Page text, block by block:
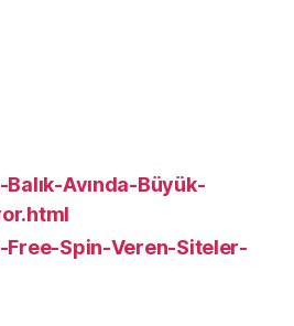
Avında-Büyük-
Free-Spin-Veren-Siteler-